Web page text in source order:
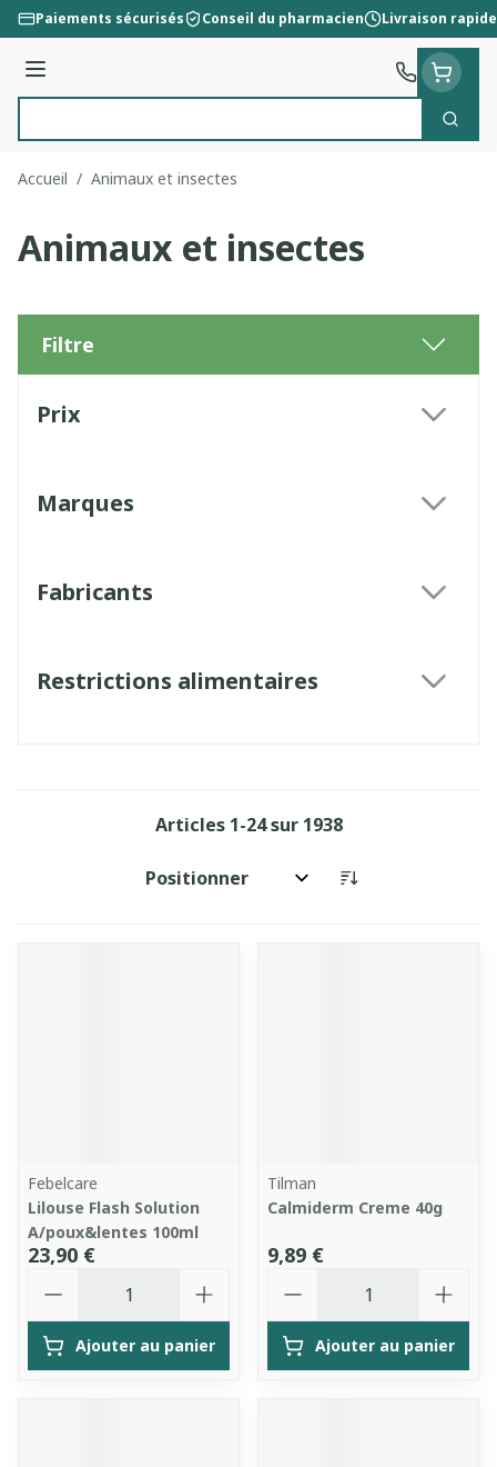
Aller au contenu
Paiements sécurisés Conseil du pharmacien Livraison rapide
Menu
Accueil / Animaux et insectes
Animaux et insectes
Filtre
Prix
Marques
Fabricants
Restrictions alimentaires
Articles 1-24sur 1938
Trier par:
Febelcare
Lilouse Flash Solution
A/poux&lentes 100ml
23,90 €
Ajouter au panier
Tilman
Calmiderm Creme 40g
9,89 €
Ajouter au panier